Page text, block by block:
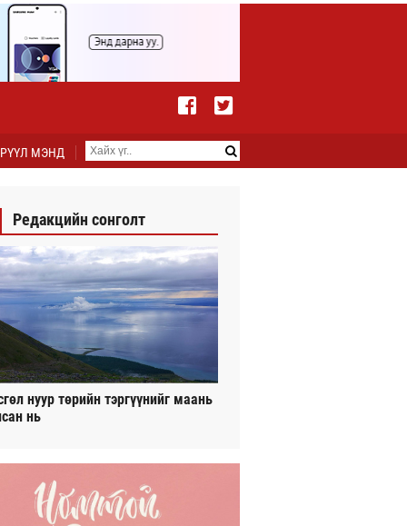
МЭНД
Редакцийн сонголт
нуур төрийн тэргүүнийг маань
нь